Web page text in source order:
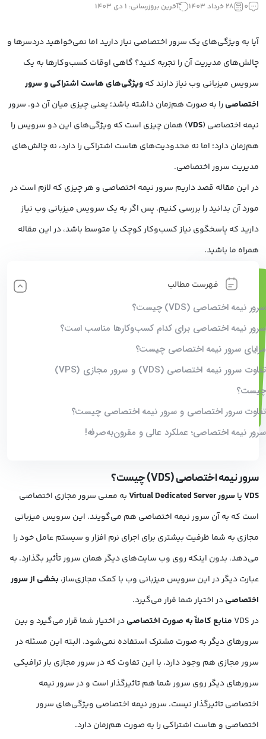
0 28 خرداد 1403 آخرین بروزرسانی: 1 دی 1403
آیا به ویژگی‌های یک سرور اختصاصی نیاز دارید اما نمی‌خواهید دردسرها و
چالش‌های مدیریت آن را تجربه کنید؟ گاهی اوقات کسب‌وکارها به یک
سرویس میزبانی وب نیاز دارند کهویژگی‌های هاست اشتراکی و سرور
اختصاصی را به صورت هم‌زمان داشته باشد؛ یعنی چیزی میان آن دو. سرور
نیمه اختصاصی (VDS) همان چیزی است که ویژگی‌های این دو سرویس را
هم‌زمان دارد؛ اما نه محدودیت‌های هاست اشتراکی را دارد، نه چالش‌های
مدیریت سرور اختصاصی.
در این مقاله قصد داریم سرور نیمه اختصاصی و هر چیزی که لازم است در
مورد آن بدانید را بررسی کنیم. پس اگر به یک سرویس میزبانی وب نیاز
دارید که پاسخگوی نیاز کسب‌وکار کوچک یا متوسط باشد، در این مقاله
همراه ما باشید.
فهرست مطالب
سرور نیمه اختصاصی (VDS) چیست؟
سرور نیمه اختصاصی برای کدام کسب‌وکارها مناسب است؟
مزایای سرور نیمه اختصاصی چیست؟
تفاوت سرور نیمه اختصاصی (VDS) و سرور مجازی (VPS)
چیست؟
تفاوت سرور اختصاصی و سرور نیمه اختصاصی چیست؟
سرور نیمه اختصاصی؛ عملکرد عالی و مقرون‌به‌صرفه!
سرور نیمه اختصاصی (VDS) چیست؟
VDSیاسرور Virtual Dedicated Server
به معنی سرور مجازی اختصاصی
است که به آن سرور نیمه اختصاصی هم می‌گویند. این سرویس میزبانی
مجازی به شما ظرفیت بیشتری برای اجرای نرم افزار و سیستم عامل خود را
می‌دهد، بدون اینکه روی وب سایت‌های دیگر همان سرور تأثیر بگذارد. به
عبارت دیگر در این سرویس‌ میزبانی وب با کمک مجازی‌ساز، بخشی از سرور
اختصاصیدر اختیار شما قرار می‌گیرد.
در VDS
منابع کاملاً به صورت اختصاصیدر اختیار شما قرار می‌گیرد و بین
سرورهای دیگر به صورت مشترک استفاده نمی‌شود. البته این مسئله در
سرور مجازی هم وجود دارد، با این تفاوت که در سرور مجازی بار ترافیکی
سرورهای دیگر روی سرور شما هم تاثیرگذار است و در سرور نیمه
اختصاصی تاثیرگذار نیست. سرور نیمه اختصاصی ویژگی‌های سرور
اختصاصی و هاست اشتراکی را به صورت هم‌زمان دارد.